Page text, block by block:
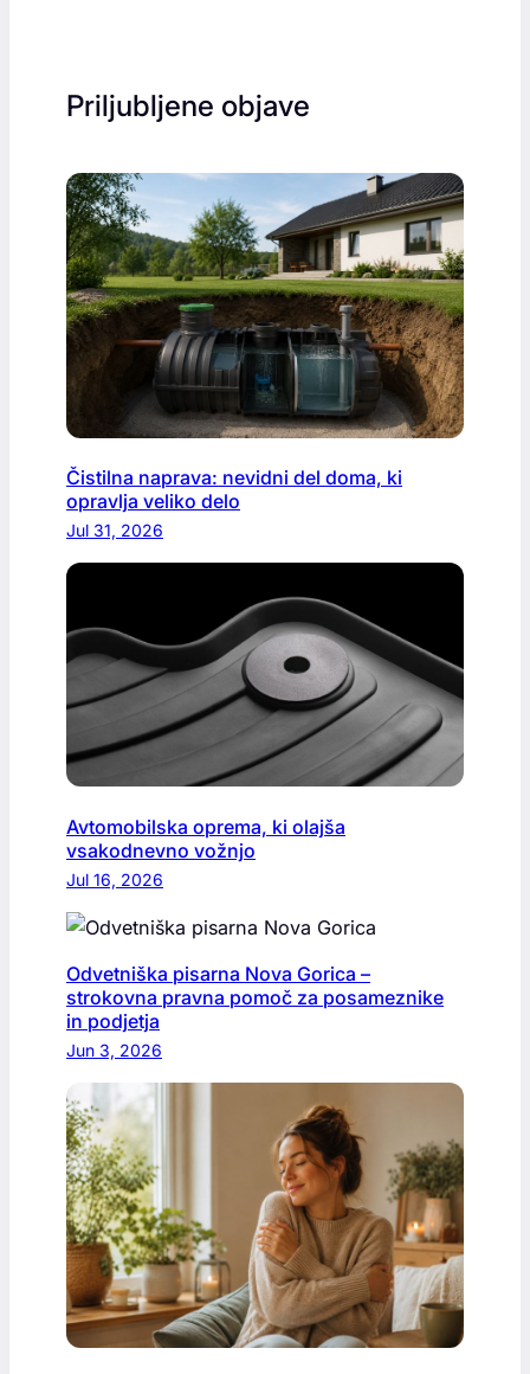
Priljubljene objave
Čistilna naprava: nevidni del doma, ki
opravlja veliko delo
Jul 31, 2026
Avtomobilska oprema, ki olajša
vsakodnevno vožnjo
Jul 16, 2026
Odvetniška pisarna Nova Gorica –
strokovna pravna pomoč za posameznike
in podjetja
Jun 3, 2026